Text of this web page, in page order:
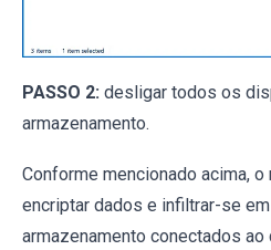
PASSO 2: desligar todos os
armazenamento.
Conforme mencionado acima,
encriptar dados e infiltrar-se
armazenamento conectados